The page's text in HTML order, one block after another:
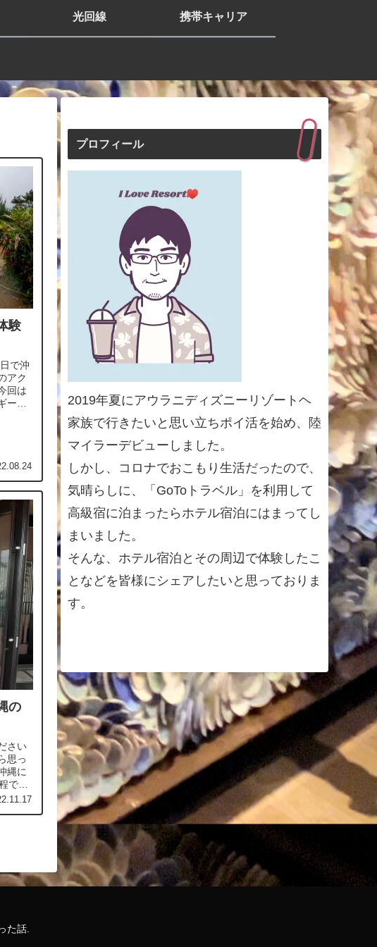
光回線 携帯キャリア
験
で沖
アク
回は
ーと
の
さい
思っ
縄に
で、
プロフィール
2019年夏にアウラニディズニーリゾートヘ
家族で行きたいと思い立ちポイ活を始め、陸
マイラーデビューしました。
しかし、コロナでおこもり生活だったので、
気晴らしに、「GoToトラベル」を利用して
高級宿に泊まったらホテル宿泊にはまってし
まいました。
そんな、ホテル宿泊とその周辺で体験したこ
となどを皆様にシェアしたいと思っておりま
す。
た話.